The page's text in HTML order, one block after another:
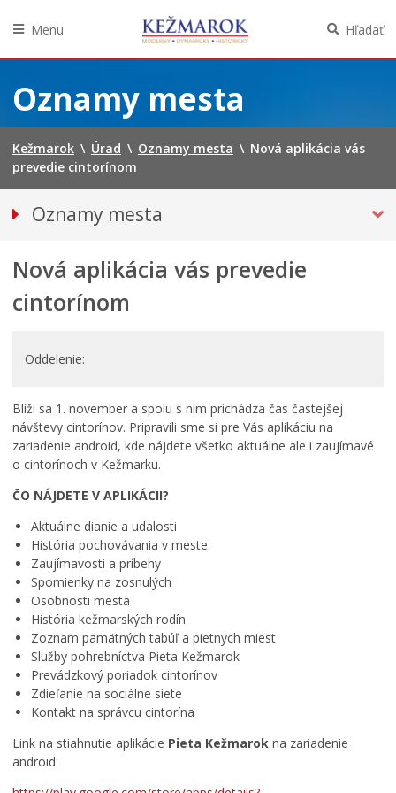
obsah
Menu Hľadať
Oznamy mesta
Kežmarok \ Úrad \ Oznamy mesta \ Nová aplikácia vás
prevedie cintorínom
Oznamy mesta
Bezpečnosť
Straty a nálezy
Primátor informuje
Rodina, život, bývanie
Školstvo
Stavby, prenájmy a pozemky
Životné prostredie a odpady
Nová aplikácia vás prevedie
cintorínom
Oddelenie
Blíži sa 1. november a spolu s ním prichádza čas častejšej
návštevy cintorínov. Pripravili sme si pre Vás aplikáciu na
zariadenie android, kde nájdete všetko aktuálne ale i zaujímavé
o cintorínoch v Kežmarku.
ČO NÁJDETE V APLIKÁCII?
Aktuálne dianie a udalosti
História pochovávania v meste
Zaujímavosti a príbehy
Spomienky na zosnulých
Osobnosti mesta
História kežmarských rodín
Zoznam pamätných tabúľ a pietnych miest
Služby pohrebníctva Pieta Kežmarok
Prevádzkový poriadok cintorínov
Zdieľanie na sociálne siete
Kontakt na správcu cintorína
Link na stiahnutie aplikácie Pieta Kežmarok na zariadenie
android: